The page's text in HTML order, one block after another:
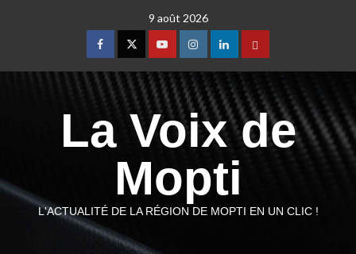
9 août 2026
La Voix de
Mopti
L'ACTUALITÉ DE LA RÉGION DE MOPTI EN UN CLIC !